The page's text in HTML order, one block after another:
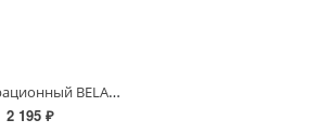
Насос вибрационный BELAMOS БВ028 10м верхний забор воды/17л.м., Н 70м
2 195 ₽